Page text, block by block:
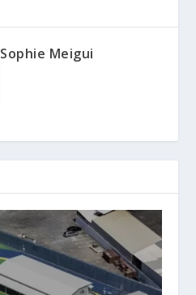
Sophie Meigui